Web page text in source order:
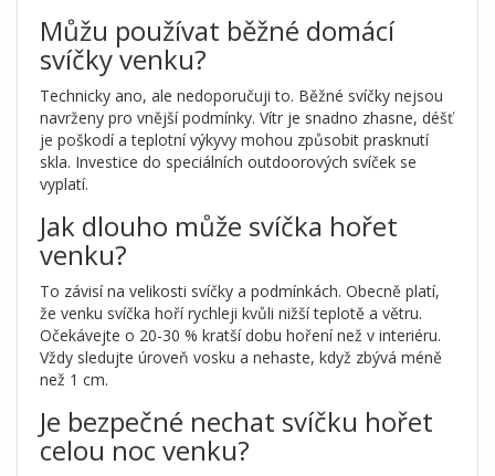
Můžu používat běžné domácí
svíčky venku?
Technicky ano, ale nedoporučuji to. Běžné svíčky nejsou
navrženy pro vnější podmínky. Vítr je snadno zhasne, déšť
je poškodí a teplotní výkyvy mohou způsobit prasknutí
skla. Investice do speciálních outdoorových svíček se
vyplatí.
Jak dlouho může svíčka hořet
venku?
To závisí na velikosti svíčky a podmínkách. Obecně platí,
že venku svíčka hoří rychleji kvůli nižší teplotě a větru.
Očekávejte o 20-30 % kratší dobu hoření než v interiéru.
Vždy sledujte úroveň vosku a nehaste, když zbývá méně
než 1 cm.
Je bezpečné nechat svíčku hořet
celou noc venku?